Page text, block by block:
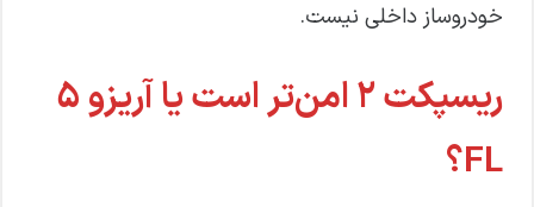
خودروساز داخلی نیست.
ریسپکت ۲ امن‌تر است یا آریزو ۵
FL؟